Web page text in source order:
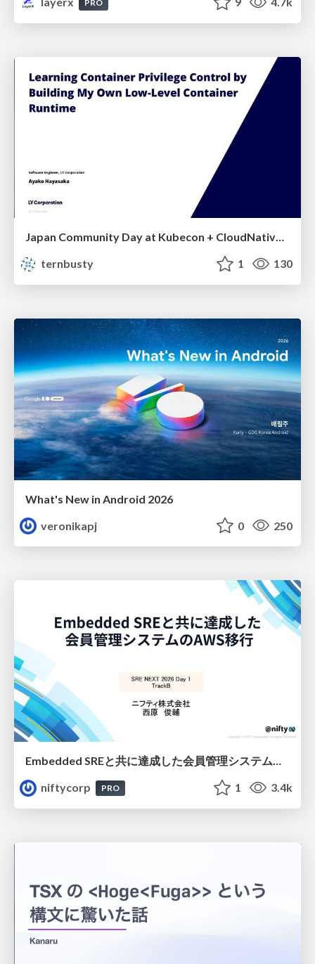
PRO
Japan Community Day at Kubecon + CloudNativeCon Japan 2026: Learning Container Privilege Control by Building My Own Low-Level Container Runtime
ternbusty
1 130
What's New in Android 2026
veronikapj
0 250
Embedded SREと共に達成した会員管理システムのAWS移行 - SRE NEXT 2026 ランチスポンサーセッション
niftycorp
PRO 1 3.4k